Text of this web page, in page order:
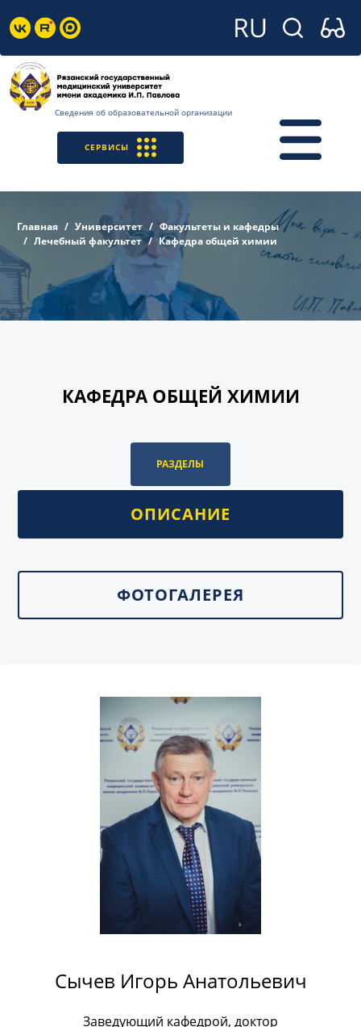
Сведения об образовательной организации
СЕРВИСЫ
Главная Университет
Факультеты и кафедры
Лечебный факультет
Кафедра общей химии
КАФЕДРА ОБЩЕЙ ХИМИИ
РАЗДЕЛЫ
ОПИСАНИЕ
ФОТОГАЛЕРЕЯ
Сычев Игорь Анатольевич
Заведующий кафедрой, доктор